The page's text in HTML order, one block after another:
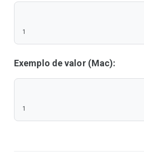
1
Exemplo de valor (Mac):
1